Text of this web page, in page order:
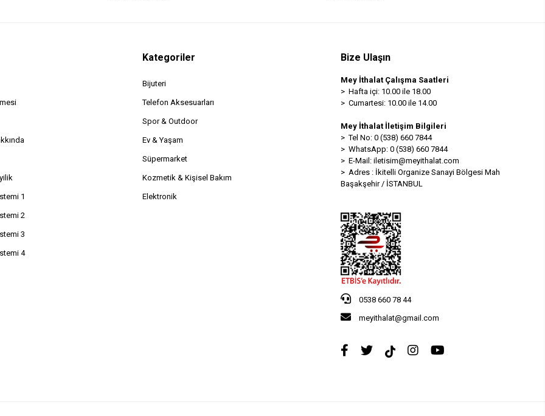
1
2
3
4
Kategoriler
Bijuteri
Telefon Aksesuarları
Spor & Outdoor
Ev & Yaşam
Süpermarket
Kozmetik & Kişisel Bakım
Elektronik
Bize Ulaşın
Mey İthalat Çalışma Saatleri
> Hafta içi: 10.00 ile 18.00
> Cumartesi: 10.00 ile 14.00
Mey İthalat İletişim Bilgileri
> Tel No: 0 (538) 660 7844
> WhatsApp: 0 (538) 660 7844
> E-Mail: iletisim@meyithalat.com
> Adres : İkitelli Organize Sanayi Bölgesi Mah
Başakşehir / İSTANBUL
0538 660 78 44
meyithalat@gmail.com